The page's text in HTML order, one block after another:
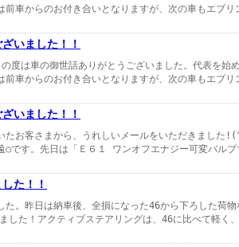
車からのお付き合いとなりますが、次の車もエブリ
いました！！
度は車の御世話ありがとうございました。代表を始
車からのお付き合いとなりますが、次の車もエブリ
いました！！
たお客さまから、うれしいメールをいただきまし
○です。先日は「Ｅ６１ ワンオフエナジー可変バル
た！！
。昨日は納車後、全損になった46から下ろした荷
した！アクティブステアリングは、46に比べて軽く